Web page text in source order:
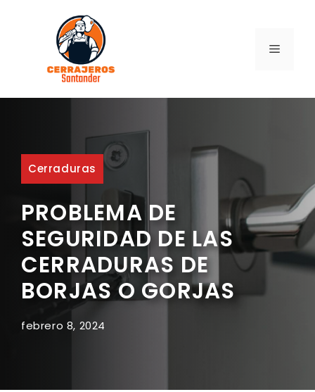
contenido
MENÚ
Cerraduras
PROBLEMA DE
SEGURIDAD DE LAS
CERRADURAS DE
BORJAS O GORJAS
febrero 8, 2024